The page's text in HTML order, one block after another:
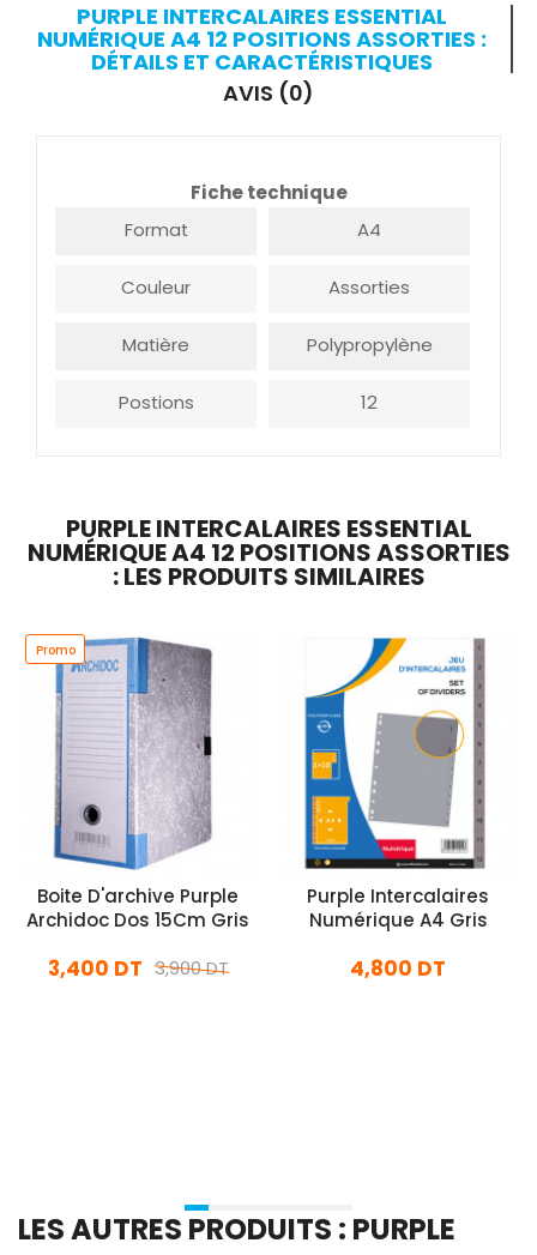
PURPLE INTERCALAIRES ESSENTIAL
NUMÉRIQUE A4 12 POSITIONS ASSORTIES :
DÉTAILS ET CARACTÉRISTIQUES
AVIS (0)
Fiche technique
Format
A4
Couleur Assorties
Matière Polypropylène
Postions 12
PURPLE INTERCALAIRES ESSENTIAL
NUMÉRIQUE A4 12 POSITIONS ASSORTIES
: LES PRODUITS SIMILAIRES
Promo
Boite D'archive Purple
Archidoc Dos 15Cm Gris
3,900 DT
3,400 DT
Purple Intercalaires
Numérique A4 Gris
4,800 DT
LES AUTRES PRODUITS : PURPLE